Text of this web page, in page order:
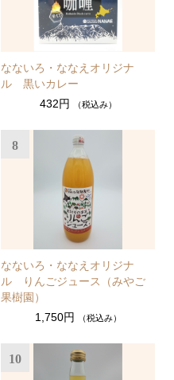
なないろ・ななえオリジナ
ル 黒いカレー
432円
（税込み）
8
なないろ・ななえオリジナ
ル りんごジュース（みやご
果樹園）
1,750円
（税込み）
10